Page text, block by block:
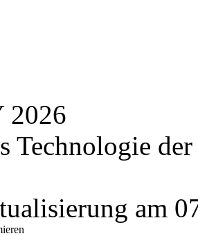
Technologie
am